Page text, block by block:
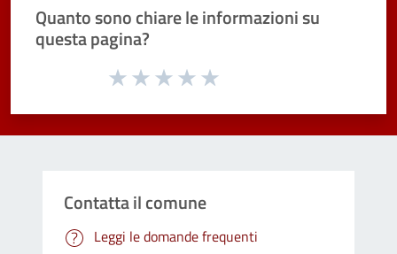
Quanto sono chiare le informazioni su
questa pagina?
Valuta da 1 a 5 stelle la pagina
Contatta il comune
Leggi le domande frequenti